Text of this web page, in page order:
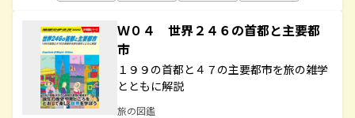
Ｗ０４ 世界２４６の首都と主要都
市
１９９の首都と４７の主要都市を旅の雑学
とともに解説
旅の図鑑